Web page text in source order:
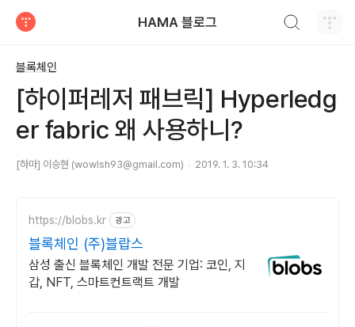
HAMA 블로그
블록체인
[하이퍼레저 패브릭] Hyperledg
er fabric 왜 사용하니?
[하마] 이승현 (wowlsh93@gmail.com) 2019. 1. 3. 10:34
https://blobs.kr 광고
블록체인 (주)블랍스
삼성 출신 블록체인 개발 전문 기업: 코인, 지
갑, NFT, 스마트컨트랙트 개발